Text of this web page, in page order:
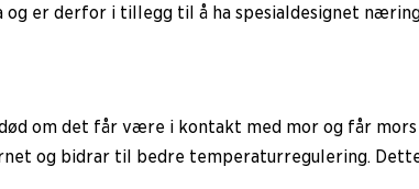
er derfor i tillegg til å ha spesialdesignet
om det får være i kontakt med mor og får
og bidrar til bedre temperaturregulering.